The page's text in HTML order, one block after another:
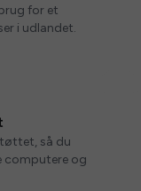
for et
i udlandet.
så du
computere og